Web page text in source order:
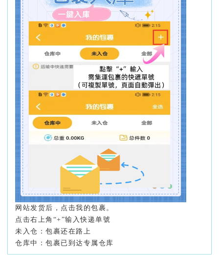
网站发货后，点击我的包裹。
点击右上角“+”输入快递单號
未入仓：包裹还在路上
仓库中：包裹已到达专属仓库